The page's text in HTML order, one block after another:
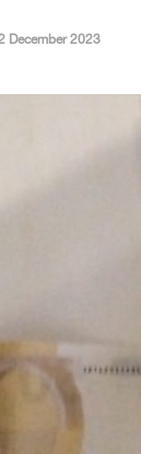
December 2023